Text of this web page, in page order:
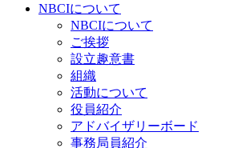
NBCIについて
NBCIについて
ご挨拶
設立趣意書
組織
活動について
役員紹介
アドバイザリーボード
事務局員紹介